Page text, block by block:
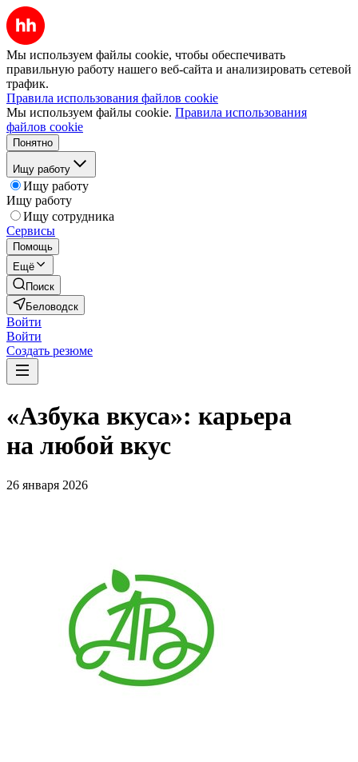
Мы используем файлы cookie, чтобы обеспечивать
правильную работу нашего веб-сайта и анализировать сетевой
трафик.
Правила использования файлов cookie
Мы используем файлы cookie. Правила использования
файлов cookie
Понятно
Ищу работу
Ищу работу
Ищу работу
Ищу сотрудника
Сервисы
Помощь
Ещё
Поиск
Беловодск
Войти
Войти
Создать резюме
«Азбука вкуса»: карьера
на любой вкус
26 января 2026